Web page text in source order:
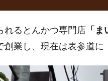
れるとんかつ専門店 「ま
業し、現在は表参道に